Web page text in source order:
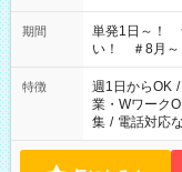
ださい！
期間
単発1日～！
い！ ＃8月
特徴 週1日からOK /
業・Wワーク
集 / 電話対応